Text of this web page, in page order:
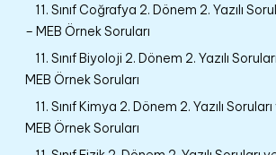
11. Sınıf Coğrafya 2. Dönem 2. Yazılı
– MEB Örnek Soruları
11. Sınıf Biyoloji 2. Dönem 2. Yazılı
MEB Örnek Soruları
11. Sınıf Kimya 2. Dönem 2. Yazılı
MEB Örnek Soruları